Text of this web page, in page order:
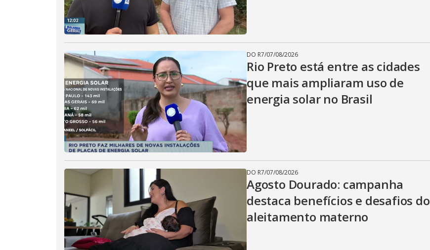
DO R7/07/08/2026
Rio Preto está entre as cidades
que mais ampliaram uso de
energia solar no Brasil
DO R7/07/08/2026
Agosto Dourado: campanha
destaca benefícios e desafios do
aleitamento materno